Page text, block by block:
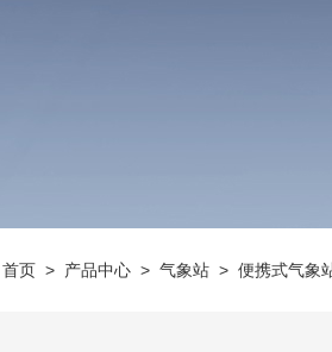
首页> 产品中心> 气象站> 便携式气象